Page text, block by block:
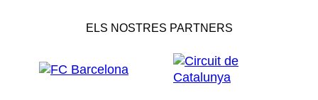
ELS NOSTRES PARTNERS